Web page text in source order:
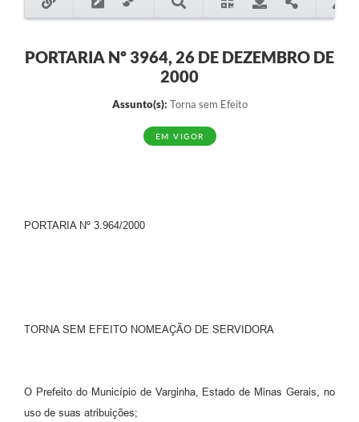
PORTARIA Nº 3964, 26 DE DEZEMBRO DE
2000
Assunto(s): Torna sem Efeito
EM VIGOR
PORTARIA Nº 3.964/2000
TORNA SEM EFEITO NOMEAÇÃO DE SERVIDORA
O Prefeito do Município de Varginha, Estado de Minas Gerais, no
uso de suas atribuições;